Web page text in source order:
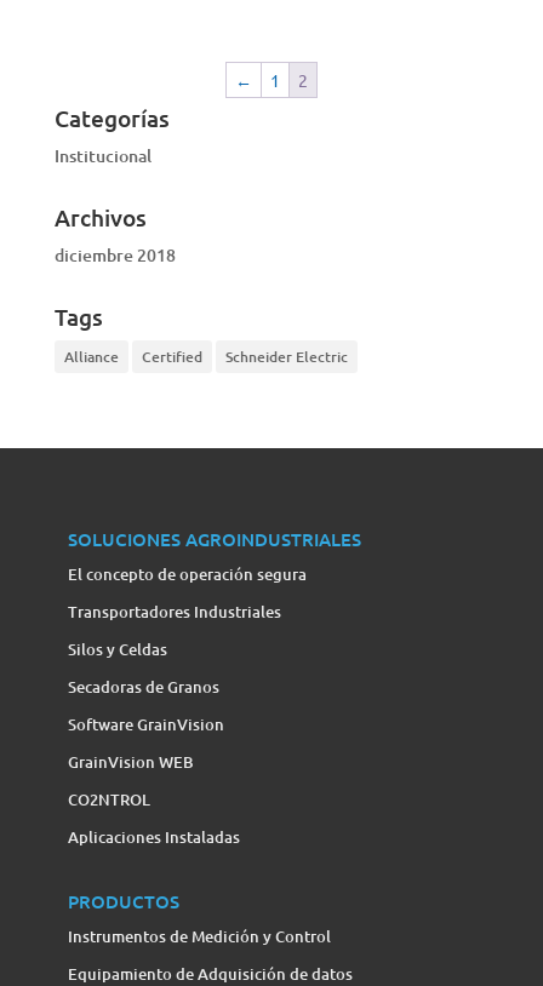
← 1 2
Categorías
Institucional
Archivos
diciembre 2018
Tags
Alliance Certified Schneider Electric
SOLUCIONES AGROINDUSTRIALES
El concepto de operación segura
Transportadores Industriales
Silos y Celdas
Secadoras de Granos
Software GrainVision
GrainVision WEB
CO2NTROL
Aplicaciones Instaladas
PRODUCTOS
Instrumentos de Medición y Control
Equipamiento de Adquisición de datos